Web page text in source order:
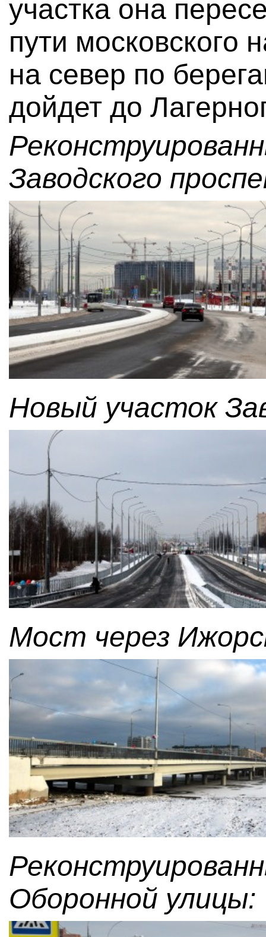
участка она
пути московского
на север по
дойдет до
Заводского
Новый участок
Мост через
Оборонной улицы: